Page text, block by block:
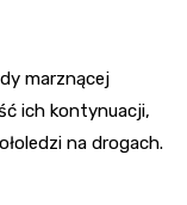
marznącej
ich kontynuacji,
na drogach.